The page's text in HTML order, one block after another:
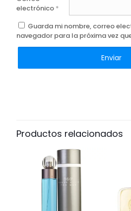
electrónico *
Guarda mi nombre, correo
navegador para la próxima vez
Productos relacionados